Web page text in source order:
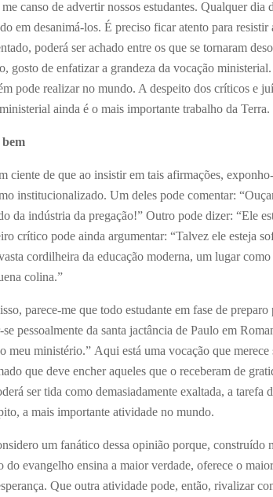
canso de advertir nossos estudantes. Qualquer dia
em desanimá-los. É preciso ficar atento para
poderá ser achado entre os que se tornaram
gosto de enfatizar a grandeza da vocação
pode realizar no mundo. A despeito dos críticos e
ainda é o mais importante trabalho da Terra.
ciente de que ao insistir em tais afirmações,
institucionalizado. Um deles pode comentar:
da indústria da pregação!” Outro pode dizer: “Ele
crítico pode ainda argumentar: “Talvez ele esteja
cordilheira da educação moderna, um lugar
colina.”
parece-me que todo estudante em fase de
pessoalmente da santa jactância de Paulo em
meu ministério.” Aqui está uma vocação que
que deve encher aqueles que o receberam de
ser tida como demasiadamente exaltada, a
a mais importante atividade no mundo.
um fanático dessa opinião porque, construído
do evangelho ensina a maior verdade, oferece o
Que outra atividade pode, então, rivalizar